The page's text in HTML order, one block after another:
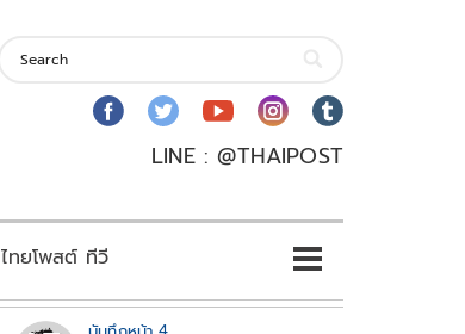
LINE : @THAIPOST
ไทยโพสต์ ทีวี